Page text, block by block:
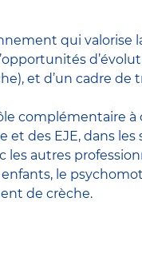
qui valorise
et d’un cadre
complémentaire à
et des EJE, dans
les autres
, le
de crèche.